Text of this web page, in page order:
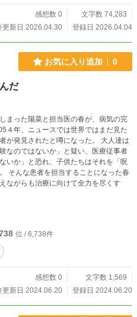
感想数 0
文字数 74,283
更新日 2026.04.30
登録日 2026.04.04
お気に入り追加 0
だ
まった陽菜と担当医の春が、病気の完
４年、ニュースでは世界ではまだ見た
が発見されたと噂になった。 大人達は
なのではないか」と疑い、医療従事者
いか」と恐れ、子供たちはそれを「呪
そんな患者を担当することになった春
ながらも治療に向けて全力を尽くす
位 / 6,738件
感想数 0
文字数 1,569
更新日 2024.06.20
登録日 2024.06.20